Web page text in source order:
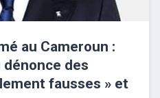
au Cameroun :
dénonce des
fausses » et